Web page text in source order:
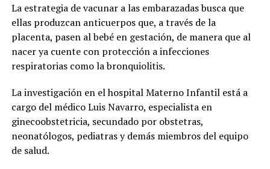
La estrategia de vacunar a las embarazadas busca que
ellas produzcan anticuerpos que, a través de la
placenta, pasen al bebé en gestación, de manera que al
nacer ya cuente con protección a infecciones
respiratorias como la bronquiolitis.
La investigación en el hospital Materno Infantil está a
cargo del médico Luis Navarro, especialista en
ginecoobstetricia, secundado por obstetras,
neonatólogos, pediatras y demás miembros del equipo
de salud.